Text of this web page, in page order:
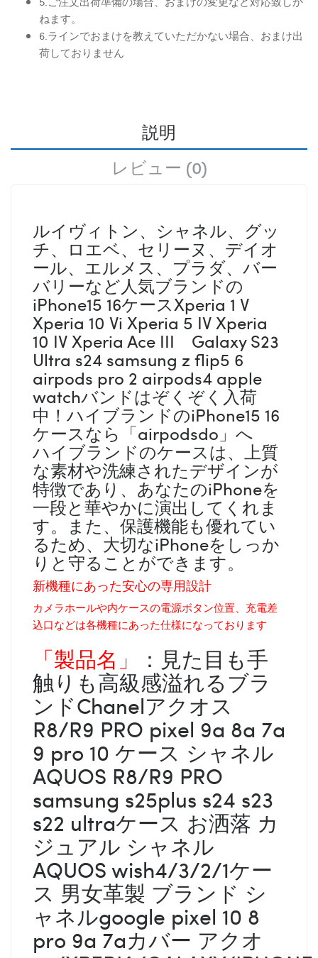
ねます。
6.ラインでおまけを教えていただかない場合、おまけ出
荷しておりません
説明
レビュー (0)
ルイヴィトン、シャネル、グッ
チ、ロエベ、セリーヌ、デイオ
ール、エルメス、プラダ、バー
バリーなど人気ブランドの
iPhone15 16ケースXperia 1 V
Xperia 10 Vi Xperia 5 IV Xperia
10 IV Xperia Ace III Galaxy S23
Ultra s24 samsung z flip5 6
airpods pro 2 airpods4 apple
watchバンドはぞくぞく入荷
中！ハイブランドのiPhone15 16
ケースなら「airpodsdo」へ
ハイブランドのケースは、上質
な素材や洗練されたデザインが
特徴であり、あなたのiPhoneを
一段と華やかに演出してくれま
す。また、保護機能も優れてい
るため、大切なiPhoneをしっか
りと守ることができます。
新機種にあった安心の専用設計
カメラホールや内ケースの電源ボタン位置、充電差
込口などは各機種にあった仕様になっております
「製品名」 ：見た目も手
触りも高級感溢れるブラ
ンドChanelアクオス
R8/R9 PRO pixel 9a 8a 7a
9 pro 10 ケース シャネル
AQUOS R8/R9 PRO
samsung s25plus s24 s23
s22 ultraケース お洒落 カ
ジュアル シャネル
AQUOS wish4/3/2/1ケー
ス 男女革製 ブランド シ
ャネルgoogle pixel 10 8
pro 9a 7aカバー アクオ